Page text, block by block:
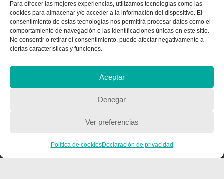
Para ofrecer las mejores experiencias, utilizamos tecnologías como las
cookies para almacenar y/o acceder a la información del dispositivo. El
consentimiento de estas tecnologías nos permitirá procesar datos como el
comportamiento de navegación o las identificaciones únicas en este sitio.
No consentir o retirar el consentimiento, puede afectar negativamente a
ciertas características y funciones.
Aceptar
Denegar
Ver preferencias
Política de cookiesDeclaración de privacidad
QUIENES SOMOS
Quienes somos